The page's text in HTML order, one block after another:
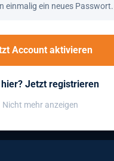
einmalig ein neues Passwort.
Account aktivieren
hier? Jetzt registrieren
Nicht mehr anzeigen